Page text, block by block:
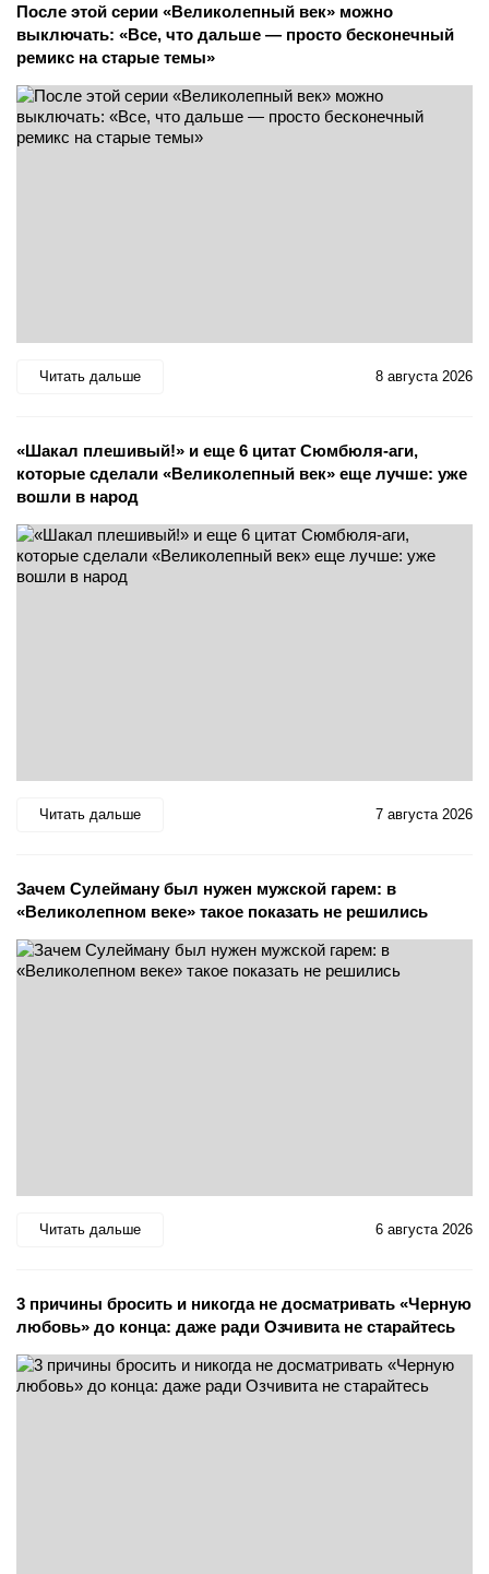
После этой серии «Великолепный век» можно
выключать: «Все, что дальше — просто бесконечный
ремикс на старые темы»
Читать дальше 8 августа 2026
«Шакал плешивый!» и еще 6 цитат Сюмбюля-аги,
которые сделали «Великолепный век» еще лучше: уже
вошли в народ
Читать дальше 7 августа 2026
Зачем Сулейману был нужен мужской гарем: в
«Великолепном веке» такое показать не решились
Читать дальше 6 августа 2026
3 причины бросить и никогда не досматривать «Черную
любовь» до конца: даже ради Озчивита не старайтесь